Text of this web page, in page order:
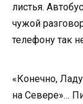
листья.
чужой
телефону так
«Конечно,
на Севере»…